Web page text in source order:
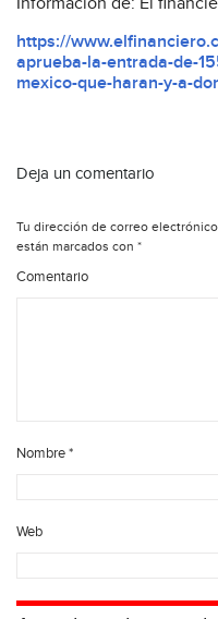
https://
aprueba-la-entrada-de-
mexico-que-haran-y-a-
Deja un comentario
Tu dirección de correo
están marcados con *
Comentario
Nombre*
Web